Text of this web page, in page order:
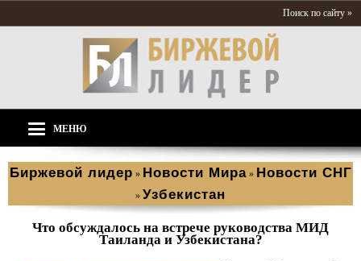
Поиск по сайту »
МЕНЮ
Биржевой лидер » Новости Мира » Новости СНГ
» Узбекистан
Что обсуждалось на встрече руководства МИД
Таиланда и Узбекистана?